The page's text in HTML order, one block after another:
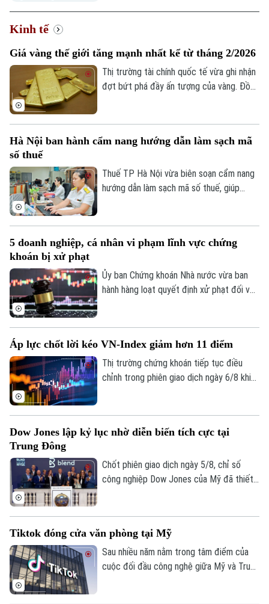
Kinh tế
Giá vàng thế giới tăng mạnh nhất kể từ tháng 2/2026
Thị trường tài chính quốc tế vừa ghi nhận
đợt bứt phá đầy ấn tượng của vàng. Đồng
cho là các yếu tố làm thay đổi tâm lý của
Hà Nội ban hành cẩm nang hướng dẫn làm sạch mã
số thuế
Thuế TP Hà Nội vừa biên soạn cẩm nang
hướng dẫn làm sạch mã số thuế, giúp
trong quá trình thực hiện nghĩa vụ thuế.
5 doanh nghiệp, cá nhân vi phạm lĩnh vực chứng
khoán bị xử phạt
Ủy ban Chứng khoán Nhà nước vừa ban
hành hàng loạt quyết định xử phạt đối với
xử phạt lên tới hơn 572 triệu đồng.
Áp lực chốt lời kéo VN-Index giảm hơn 11 điểm
Thị trường chứng khoán tiếp tục điều
chỉnh trong phiên giao dịch ngày 6/8 khi
thể phục hồi. Kết phiên, VN-Index giảm
HNX-Index cũng giảm 0,95 điểm xuống
mức 292,64 điểm.
Dow Jones lập kỷ lục nhờ diễn biến tích cực tại
Trung Đông
Chốt phiên giao dịch ngày 5/8, chỉ số
công nghiệp Dow Jones của Mỹ đã thiết
sẽ giải tỏa bớt áp lực lạm phát toàn cầu.
Tiktok đóng cửa văn phòng tại Mỹ
Sau nhiều năm nằm trong tâm điểm của
cuộc đối đầu công nghệ giữa Mỹ và Trung